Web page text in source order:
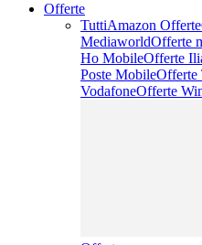
Offerte
TuttiAmazon Offerte
MediaworldOfferte
Ho MobileOfferte
Poste MobileOfferte
VodafoneOfferte